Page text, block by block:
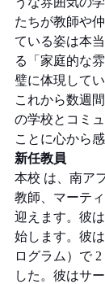
たちが教師や
ている姿は本
る「家庭的な
璧に体現して
これから数週
の学校とコミ
ことに心から
新任教員
本校 は、南ア
教師、マーテ
迎えます。彼
始します。彼
ログラム）で
した。彼はサ